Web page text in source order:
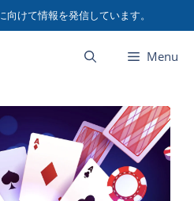
けて情報を発信しています。
Menu